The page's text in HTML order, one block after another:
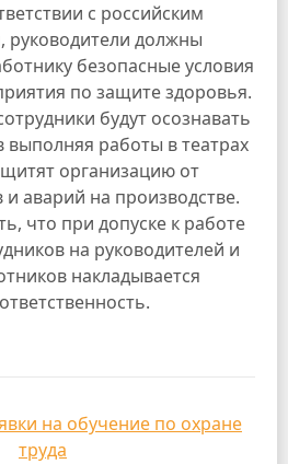
с российским
руководители должны
безопасные условия
по защите здоровья.
будут осознавать
выполняя работы в театрах
организацию от
и аварий на производстве.
что при допуске к работе
на руководителей и
накладывается
на обучение по охране
труда